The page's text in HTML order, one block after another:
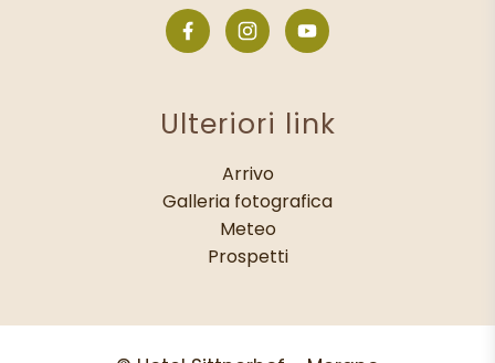
Ulteriori link
Arrivo
Galleria fotografica
Meteo
Prospetti